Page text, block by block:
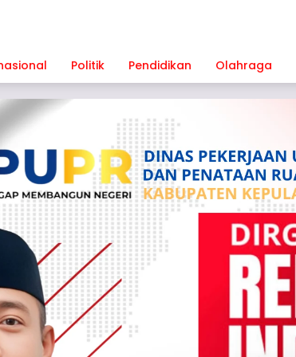
Politik Pendidikan Olahraga